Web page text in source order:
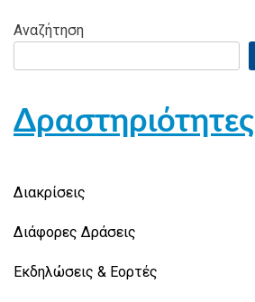
Αναζήτηση
Δραστηριότητες
Διακρίσεις
Διάφορες Δράσεις
Εκδηλώσεις & Εορτές